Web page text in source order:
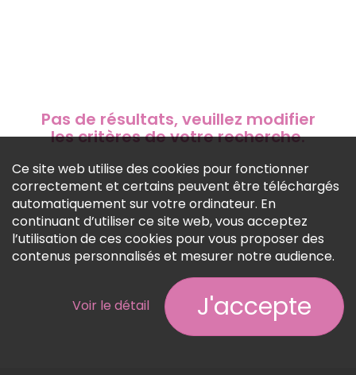
Pas de résultats, veuillez modifier
les critères de votre recherche.
Ce site web utilise des cookies pour fonctionner
correctement et certains peuvent être téléchargés
automatiquement sur votre ordinateur. En
continuant d’utiliser ce site web, vous acceptez
l’utilisation de ces cookies pour vous proposer des
contenus personnalisés et mesurer notre audience.
Voir le détail J'accepte